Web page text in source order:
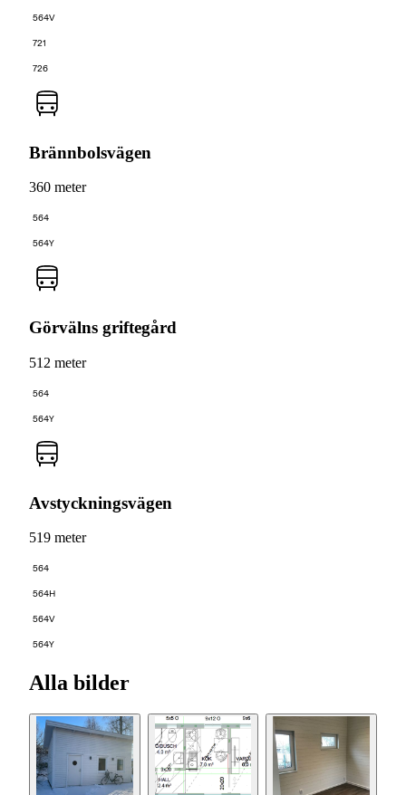
564V
721
726
Brännbolsvägen
360 meter
564
564Y
Görvälns griftegård
512 meter
564
564Y
Avstyckningsvägen
519 meter
564
564H
564V
564Y
Alla bilder